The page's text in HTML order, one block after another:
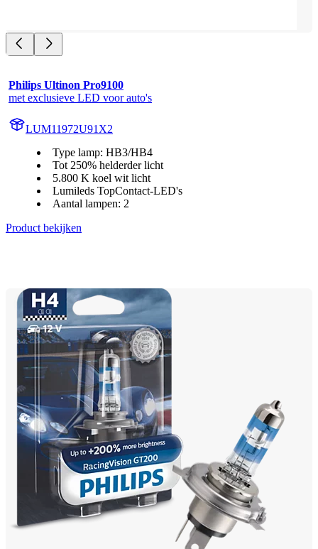
Philips Ultinon Pro9100
met exclusieve LED voor auto's
LUM11972U91X2
Type lamp: HB3/HB4
Tot 250% helderder licht
5.800 K koel wit licht
Lumileds TopContact-LED's
Aantal lampen: 2
Product bekijken